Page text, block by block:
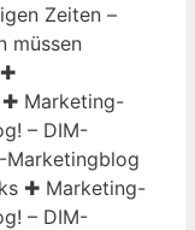
Zeiten –
müssen
✚
✚ Marketing-
– DIM-
Marketingblog
✚ Marketing-
– DIM-